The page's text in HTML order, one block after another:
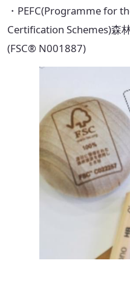
リサイクル実績
循環資源製造所
処理委託先の
サステナブル調
見える化サービス
サステナブルBPO
生産工場・プロセ
サステナビリティ
・PEFC(Programme for
Certification Schemes)森
(FSC® N001887)